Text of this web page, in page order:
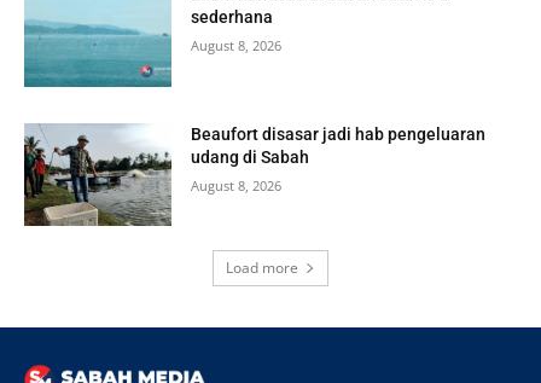
sederhana
August 8, 2026
Beaufort disasar jadi hab pengeluaran
udang di Sabah
August 8, 2026
Load more